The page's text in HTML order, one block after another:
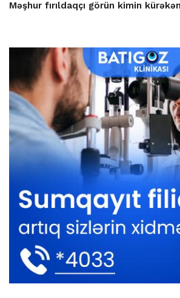
Məşhur fırıldaqçı görün kimin